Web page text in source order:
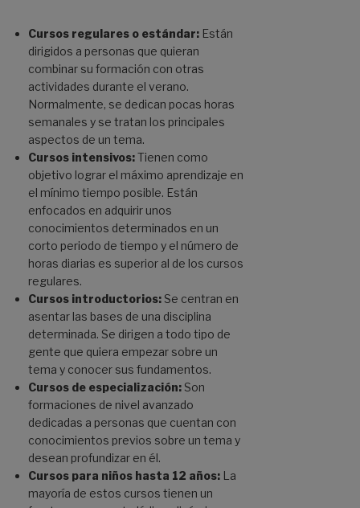
Cursos regulares o estándar: Están
dirigidos a personas que quieran
combinar su formación con otras
actividades durante el verano.
Normalmente, se dedican pocas horas
semanales y se tratan los principales
aspectos de un tema.
Cursos intensivos:Tienen como
objetivo lograr el máximo aprendizaje en
el mínimo tiempo posible. Están
enfocados en adquirir unos
conocimientos determinados en un
corto periodo de tiempo y el número de
horas diarias es superior al de los cursos
regulares.
Cursos introductorios: Se centran en
asentar las bases de una disciplina
determinada. Se dirigen a todo tipo de
gente que quiera empezar sobre un
tema y conocer sus fundamentos.
Cursos de especialización: Son
formaciones de nivel avanzado
dedicadas a personas que cuentan con
conocimientos previos sobre un tema y
desean profundizar en él.
Cursos para niños hasta 12 años: La
mayoría de estos cursos tienen un